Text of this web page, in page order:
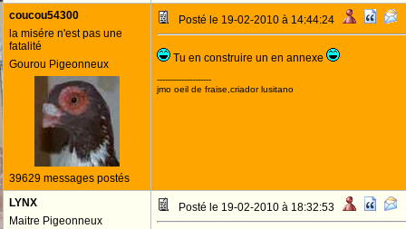
coucou54300
la misére n'est pas une
fatalité
Gourou Pigeonneux
39629 messages postés
Posté le 19-02-2010 à 14:44:24
Tu en construire un en annexe
--------------------
jmo oeil de fraise,criador lusitano
LYNX
Maitre Pigeonneux
Posté le 19-02-2010 à 18:32:53